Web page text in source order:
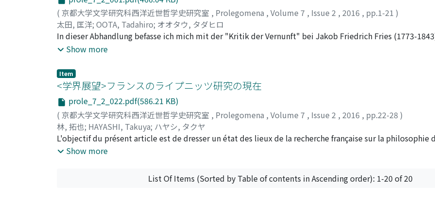
( 京都大学文学研究科西洋近世哲学史研究室 , Prolegomena , Volume 7 , Issue 2 , 2016 , pp.1-21 )
太田, 匡洋; OOTA, Tadahiro; オオタウ, タダヒロ
In dieser Abhandlung befasse ich mich mit der "Kritik der Vernunft" bei Jakob Friedrich Fries (1773-
Zweck sowie ihre Methode dar. Jakob Friedrich Fries gehört zu den wichtigsten Philosophen der
unvollkommen hält und sie erneut und vollständig auszuführen versucht. Indem Fries einen
einnahm und die Beiträge der Psychologie in Bezug auf "Kritik der Vernunft" für wichtig erachtete,
und Neukantianer nach seinem Tod die Fries-Philosophie für Psychologismus und schlossen ihn von der
"legitimen" Philosophiegeschichte (d.i. von dem sogenannten "deutschen Idealismus", der von Reinhold
Hegel sein Ende findet) aus. Seitdem ist er von der Philosophiegeschichte vergessen, obwohl er
Konstellation der Philosophen im 19. Jahrhundert eine wichtige Rolle spielte und seine Philosophie zu
Psychologismus gait. Ich untersuche Fries' "Kritik der Vernunft" und präzisiere deren Methode. Zuerst
Methode dar, wonach die philosophischen Prinzipien durch die Zergliederung der alltäglichen
erklärt wird, die er als "analytische Methode" bezeichnet. Anschließend behandle ich die Begründung
warum ihre Ergebnisse als philosophische Prinzipien gelten und seine Kritik eben "Kritik der Vernunft"
stelle ich die erkenntnistheoretische Voraussetzung dieser Methode wie beispielsweise seine
Show more
Item
<学界展望>フランスのライプニッツ研究の現在
prole_7_2_022.pdf(586.21 KB)
( 京都大学文学研究科西洋近世哲学史研究室 , Prolegomena , Volume 7 , Issue 2 , 2016 , pp.22-28 )
林, 拓也; HAYASHI, Takuya; ハヤシ, タクヤ
L'objectif du présent article est de dresser un état des lieux de la recherche française sur la philosophie
dont l'année 2016 marque le tricentenaire de la mort. Sans pourvoir étre exhaustif, l'auteur, quiétudie la
Show more
List Of Items (Sorted by Table of contents in Ascending order): 1-20 of 20